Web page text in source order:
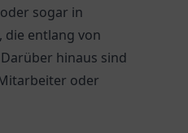
sogar in
die entlang von
hinaus sind
oder